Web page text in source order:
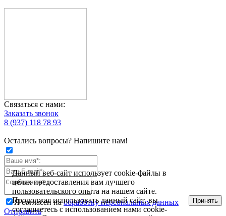
Связаться с нами:
Заказать звонок
8 (937) 118 78 93
Остались вопросы? Напишите нам!
Я согласен наобработку персональных данных
Отправить
Данный веб-сайт использует cookie-файлы в
целях предоставления вам лучшего
пользовательского опыта на нашем сайте.
Продолжая использовать данный сайт, вы
соглашаетесь с использованием нами cookie-
Принять